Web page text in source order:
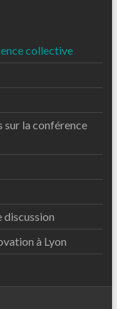
collective
la conférence
discussion
à Lyon